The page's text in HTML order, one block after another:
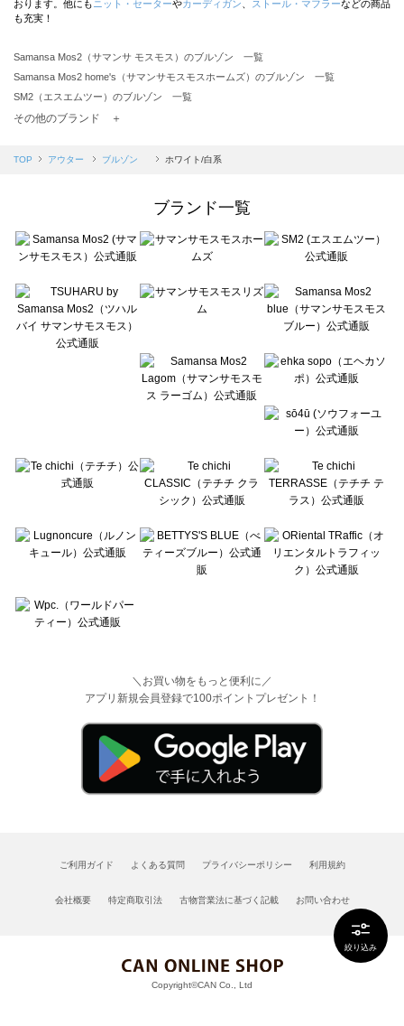
絞り込み
おります。他にも ニット・セーターやカーディガン ストール・マフラーなどの商品
も充実！
Samansa Mos2（サマンサ モスモス）のブルゾン 一覧
Samansa Mos2 home's（サマンサモスモスホームズ）のブルゾン 一覧
SM2（エスエムツー）のブルゾン 一覧
TSUHARU by Samansa Mos2（ツハルバイサマンサモスモス）のブルゾン 一覧
Samansa Mos2 blue（サマンサモスモス ブルー）のブルゾン 一覧
sō4ū（ソウフォーユー）のブルゾン 一覧
Te chichi（テチチ）のブルゾン 一覧
Te chichi CLASSIC（テチチ クラシック）のブルゾン 一覧
Lugnoncure（ルノンキュール）のブルゾン 一覧
BETTY'S BLUE（べティーズブルー）のブルゾン 一覧
Wpc.（ワールドパーティー）のブルゾン 一覧
その他のブランド ＋
TOP アウター ブルゾン ホワイト/白系
ブランド一覧
＼お買い物をもっと便利に／
アプリ新規会員登録で100ポイントプレゼント！
ご利用ガイド よくある質問 プライバシーポリシー 利用規約
会社概要 特定商取引法 古物営業法に基づく記載 お問い合わせ
Copyright©CAN Co., Ltd